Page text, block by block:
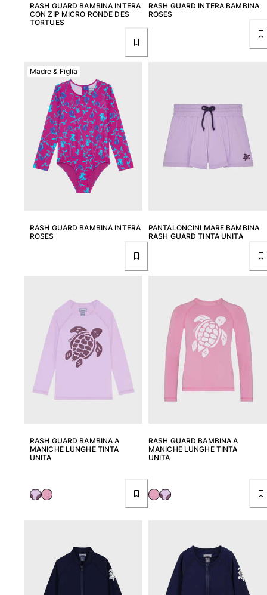
RASH GUARD BAMBINA INTERA
CON ZIP MICRO RONDE DES
TORTUES
RASH GUARD INTERA BAMBINA
ROSES
RASH GUARD BAMBINA INTERA
ROSES
Madre & Figlia
PANTALONCINI MARE BAMBINA
RASH GUARD TINTA UNITA
RASH GUARD BAMBINA A
MANICHE LUNGHE TINTA
UNITA
RASH GUARD BAMBINA A
MANICHE LUNGHE TINTA
UNITA